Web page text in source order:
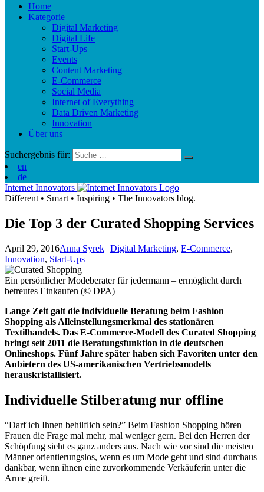
Home
Kategorie
Digital Marketing
Digital Life
Start-Ups
Events
Content Marketing
E-Commerce
Social Media
Internet of Everything
Data Driven Marketing
Innovation
Über uns
Suchergebnis für:
en
de
Internet Innovators
Different • Smart • Inspiring • The Innovators blog.
Die Top 3 der Curated Shopping Services
April 29, 2016Anna Syrek Digital Marketing, E-Commerce,
Innovation, Start-Ups
Ein persönlicher Modeberater für jedermann – ermöglicht durch
betreutes Einkaufen (© DPA)
Lange Zeit galt die individuelle Beratung beim Fashion
Shopping als Alleinstellungsmerkmal des stationären
Textilhandels. Das E-Commerce-Modell des Curated Shopping
bringt seit 2011 die Beratungsfunktion in die deutschen
Onlineshops. Fünf Jahre später haben sich Favoriten unter den
Anbietern des US-amerikanischen Vertriebsmodells
herauskristallisiert.
Individuelle Stilberatung nur offline
“Darf ich Ihnen behilflich sein?” Beim Fashion Shopping hören
Frauen die Frage mal mehr, mal weniger gern. Bei den Herren der
Schöpfung sieht es ganz anders aus. Nach wie vor sind die meisten
Männer orientierungslos, wenn es um Mode geht und sind durchaus
dankbar, wenn ihnen eine zuvorkommende Verkäuferin unter die
Arme greift.